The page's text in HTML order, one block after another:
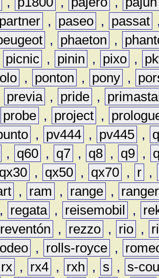
partner , paseo , passat
, phaeton ,
picnic , pinin , pixo ,
, ponton , pony ,
previa , pride ,
probe , project ,
, pv444 , pv445 ,
, q60 , q7 , q8 , q9 ,
qx30 , qx50 , qx70 , r ,
, ram , range ,
ranger
, regata , reisemobil ,
reventón , rezzo , rio ,
, rolls-royce ,
rx , rx4 , rxh , s ,
s-